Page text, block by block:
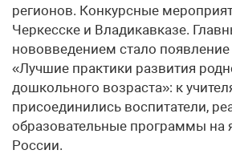
регионов. Конкурсные
Черкесске и Владикавказе.
нововведением стало
«Лучшие практики развития
дошкольного возраста»: к
присоединились воспитатели,
образовательные программы на
России.